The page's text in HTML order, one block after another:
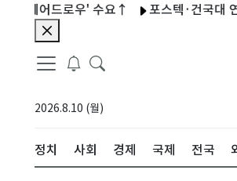
드로우' 수요↑ 포스텍·건국대 연구팀,
2026.8.10 (월)
정치 사회 경제 국제 전국